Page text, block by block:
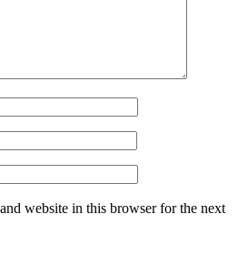
website in this browser for the next